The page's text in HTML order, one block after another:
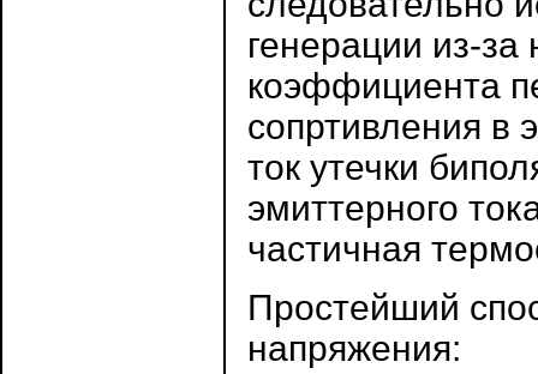
генерации из-за
коэффициента
сопртивления в
ток утечки
эмиттерного
частичная
Простейший
напряжения: